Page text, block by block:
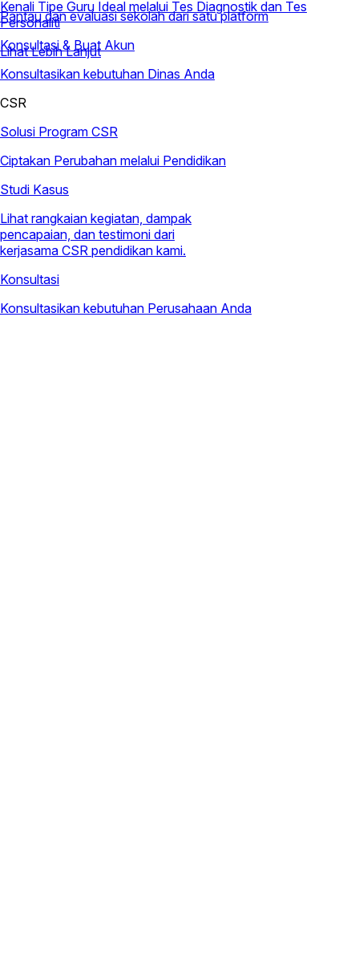
Pantau dan evaluasi sekolah dari satu platform
Konsultasi & Buat Akun
Konsultasikan kebutuhan Dinas Anda
CSR
Solusi Program CSR
Ciptakan Perubahan melalui Pendidikan
Studi Kasus
Lihat rangkaian kegiatan, dampak
pencapaian, dan testimoni dari
kerjasama CSR pendidikan kami.
Konsultasi
Konsultasikan kebutuhan Perusahaan Anda
Kenali Tipe Guru Ideal melalui Tes Diagnostik dan Tes
Personaliti
Lihat Lebih Lanjut